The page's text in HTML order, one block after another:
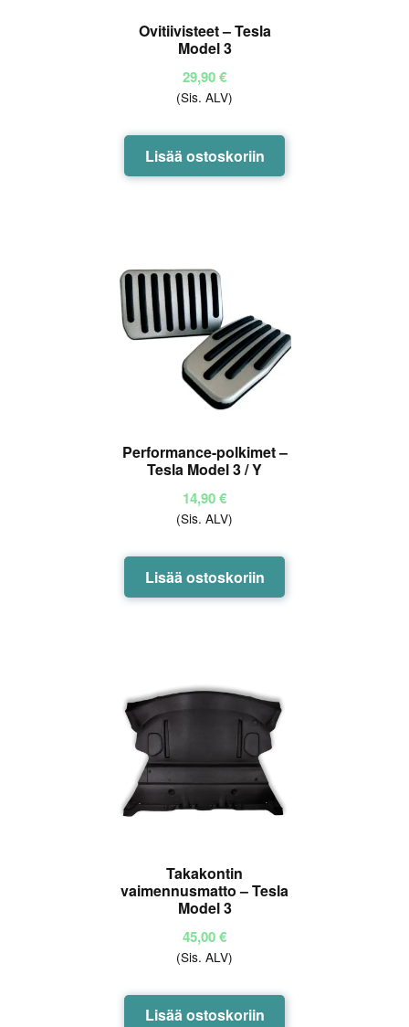
Ovitiivisteet – Tesla
Model 3
29,90€
(Sis. ALV)
Lisää ostoskoriin
Performance-polkimet –
Tesla Model 3 / Y
14,90€
(Sis. ALV)
Lisää ostoskoriin
Takakontin
vaimennusmatto – Tesla
Model 3
45,00€
(Sis. ALV)
Lisää ostoskoriin